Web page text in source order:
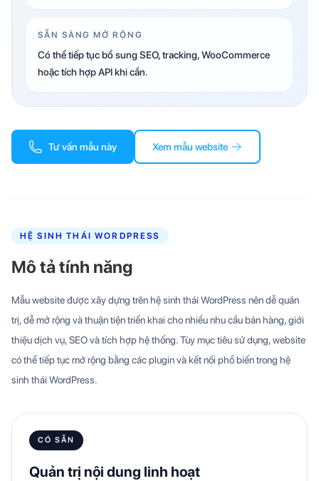
SẴN SÀNG MỞ RỘNG
Có thể tiếp tục bổ sung SEO, tracking, WooCommerce
hoặc tích hợp API khi cần.
Tư vấn mẫu này Xem mẫu website
HỆ SINH THÁI WORDPRESS
Mô tả tính năng
Mẫu website được xây dựng trên hệ sinh thái WordPress nên dễ quản
trị, dễ mở rộng và thuận tiện triển khai cho nhiều nhu cầu bán hàng, giới
thiệu dịch vụ, SEO và tích hợp hệ thống. Tùy mục tiêu sử dụng, website
có thể tiếp tục mở rộng bằng các plugin và kết nối phổ biến trong hệ
sinh thái WordPress.
CÓ SẴN
Quản trị nội dung linh hoạt